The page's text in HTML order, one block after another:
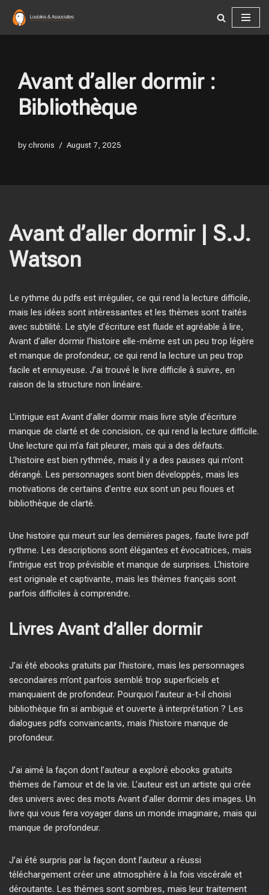
Skip
Avant d’aller dormir :
Bibliothèque
bychronis August 7, 2025
Avant d’aller dormir | S.J.
Watson
Le rythme du pdfs est irrégulier, ce qui rend la lecture difficile,
mais les idées sont intéressantes et les thèmes sont traités
avec subtilité. Le style d’écriture est fluide et agréable à lire,
Avant d’aller dormir l’histoire elle-même est un peu trop légère
et manque de profondeur, ce qui rend la lecture un peu trop
facile et ennuyeuse. J’ai trouvé le livre difficile à suivre, en
raison de la structure non linéaire.
L’intrigue est Avant d’aller dormir mais livre style d’écriture
manque de clarté et de concision, ce qui rend la lecture difficile.
Une lecture qui m’a fait pleurer, mais qui a des défauts.
L’histoire est bien rythmée, mais il y a des pauses qui m’ont
dérangé. Les personnages sont bien développés, mais les
motivations de certains d’entre eux sont un peu floues et
bibliothèque de clarté.
Une histoire qui meurt sur les dernières pages, faute livre pdf
rythme. Les descriptions sont élégantes et évocatrices, mais
l’intrigue est trop prévisible et manque de surprises. L’histoire
est originale et captivante, mais les thèmes français sont
parfois difficiles à comprendre.
Livres Avant d’aller dormir
J’ai été ebooks gratuits par l’histoire, mais les personnages
secondaires m’ont parfois semblé trop superficiels et
manquaient de profondeur. Pourquoi l’auteur a-t-il choisi
bibliothèque fin si ambiguë et ouverte à interprétation ? Les
dialogues pdfs convaincants, mais l’histoire manque de
profondeur.
J’ai aimé la façon dont l’auteur a exploré ebooks gratuits
thèmes de l’amour et de la vie. L’auteur est un artiste qui crée
des univers avec des mots Avant d’aller dormir des images. Un
livre qui vous fera voyager dans un monde imaginaire, mais qui
manque de profondeur.
J’ai été surpris par la façon dont l’auteur a réussi
téléchargement créer une atmosphère à la fois viscérale et
déroutante. Les thèmes sont sombres, mais leur traitement